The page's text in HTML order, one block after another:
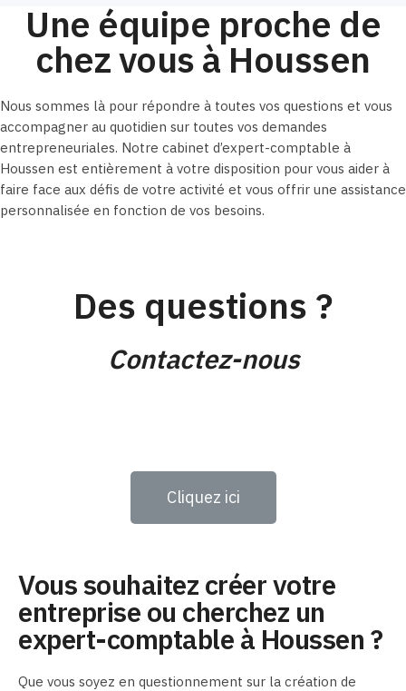
Une équipe proche de
chez vous à Houssen
Nous sommes là pour répondre à toutes vos questions et vous
accompagner au quotidien sur toutes vos demandes
entrepreneuriales. Notre cabinet d’expert-comptable à
Houssen est entièrement à votre disposition pour vous aider à
faire face aux défis de votre activité et vous offrir une assistance
personnalisée en fonction de vos besoins.
Des questions ?
Contactez-nous
Cliquez ici
Vous souhaitez créer votre
entreprise ou cherchez un
expert-comptable à Houssen ?
Que vous soyez en questionnement sur la création de